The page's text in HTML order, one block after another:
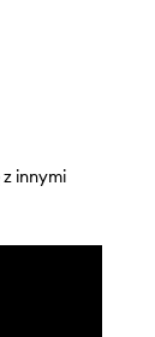
innymi